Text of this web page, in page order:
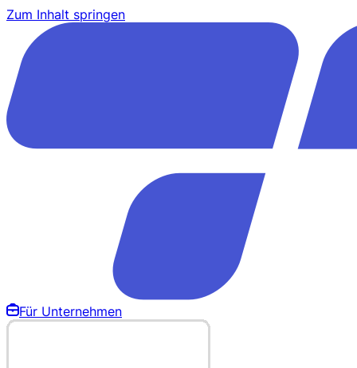
Zum Inhalt springen
Für Unternehmen